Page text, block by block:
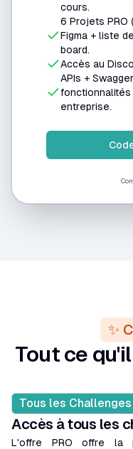
cours.
6 Projets PRO
Figma + liste
board.
Accès au
APIs +
fonctionnalités
entreprise.
✨
Tout ce
Tous les Challenges
Accès à tous les
L'offre PRO offre la